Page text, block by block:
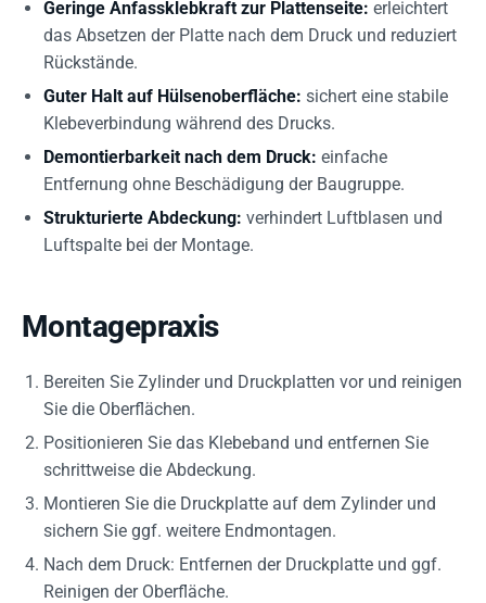
Geringe Anfassklebkraft zur Plattenseite: erleichtert
das Absetzen der Platte nach dem Druck und reduziert
Rückstände.
Guter Halt auf Hülsenoberfläche: sichert eine stabile
Klebeverbindung während des Drucks.
Demontierbarkeit nach dem Druck: einfache
Entfernung ohne Beschädigung der Baugruppe.
Strukturierte Abdeckung: verhindert Luftblasen und
Luftspalte bei der Montage.
Montagepraxis
Bereiten Sie Zylinder und Druckplatten vor und reinigen
Sie die Oberflächen.
Positionieren Sie das Klebeband und entfernen Sie
schrittweise die Abdeckung.
Montieren Sie die Druckplatte auf dem Zylinder und
sichern Sie ggf. weitere Endmontagen.
Nach dem Druck: Entfernen der Druckplatte und ggf.
Reinigen der Oberfläche.